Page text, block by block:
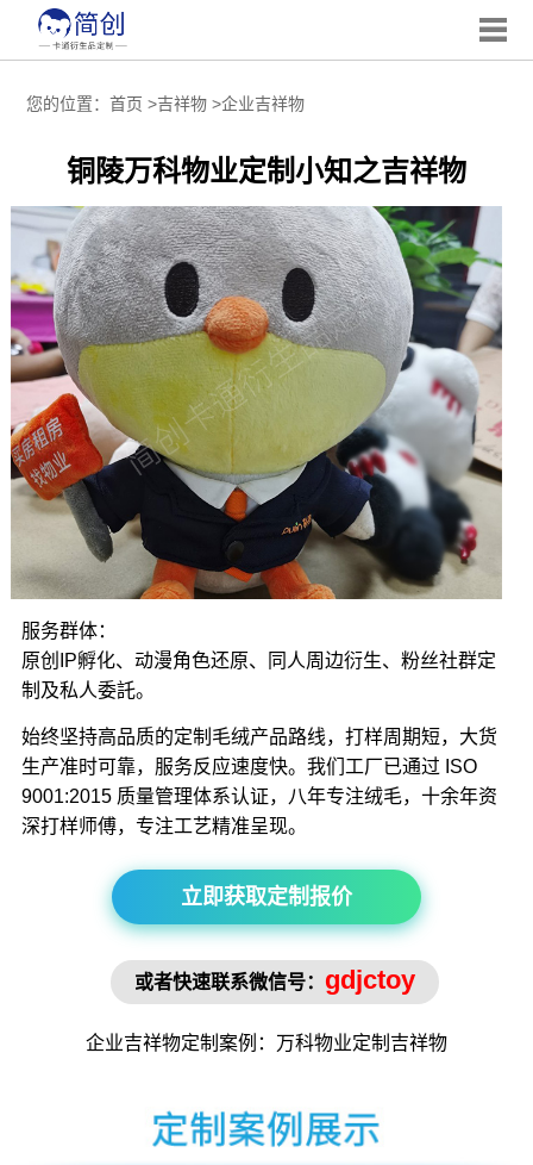
您的位置： 首页 >吉祥物>企业吉祥物
铜陵万科物业定制小知之吉祥物
服务群体：
原创IP孵化、动漫角色还原、同人周边衍生、粉丝社群定
制及私人委託。
始终坚持高品质的定制毛绒产品路线，打样周期短，大货
生产准时可靠，服务反应速度快。我们工厂已通过 ISO
9001:2015 质量管理体系认证，八年专注绒毛，十余年资
深打样师傅，专注工艺精准呈现。
立即获取定制报价
或者快速联系微信号： gdjctoy
企业吉祥物定制案例：万科物业定制 吉祥物